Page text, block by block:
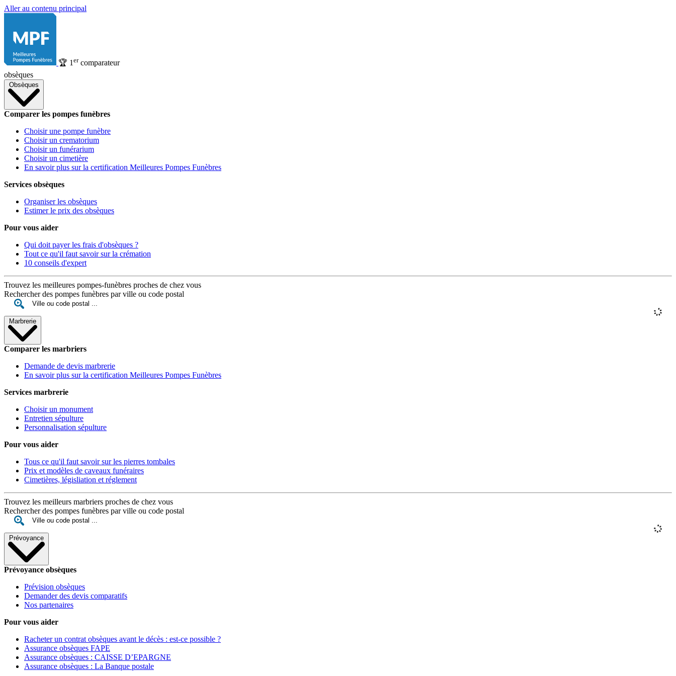
Aller au contenu principal
🏆 1 ercomparateur
obsèques
Obsèques
Comparer les pompes funèbres
Choisir une pompe funèbre
Choisir un crematorium
Choisir un funérarium
Choisir un cimetière
En savoir plus sur la certification Meilleures Pompes Funèbres
Services obsèques
Organiser les obsèques
Estimer le prix des obsèques
Pour vous aider
Qui doit payer les frais d'obsèques ?
Tout ce qu'il faut savoir sur la crémation
10 conseils d'expert
Trouvez les meilleures pompes-funèbres proches de chez vous
Rechercher des pompes funèbres par ville ou code postal
Marbrerie
Comparer les marbriers
Demande de devis marbrerie
En savoir plus sur la certification Meilleures Pompes Funèbres
Services marbrerie
Choisir un monument
Entretien sépulture
Personnalisation sépulture
Pour vous aider
Tous ce qu'il faut savoir sur les pierres tombales
Prix et modèles de caveaux funéraires
Cimetières, législiation et réglement
Trouvez les meilleurs marbriers proches de chez vous
Rechercher des pompes funèbres par ville ou code postal
Prévoyance
Prévoyance obsèques
Prévision obsèques
Demander des devis comparatifs
Nos partenaires
Pour vous aider
Racheter un contrat obsèques avant le décès : est-ce possible ?
Assurance obsèques FAPE
Assurance obsèques : CAISSE D’EPARGNE
Assurance obsèques : La Banque postale